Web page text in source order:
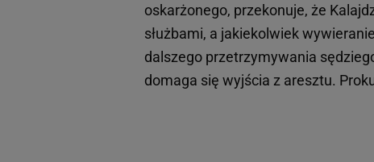
oskarżonego, przekonuje, że
służbami, a jakiekolwiek
dalszego przetrzymywania
domaga się wyjścia z aresztu.